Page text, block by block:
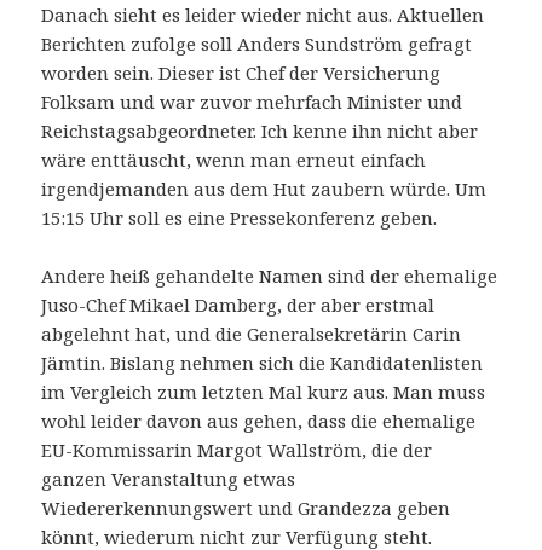
Danach sieht es leider wieder nicht aus. Aktuellen
Berichten zufolge soll Anders Sundström gefragt
worden sein. Dieser ist Chef der Versicherung
Folksam und war zuvor mehrfach Minister und
Reichstagsabgeordneter. Ich kenne ihn nicht aber
wäre enttäuscht, wenn man erneut einfach
irgendjemanden aus dem Hut zaubern würde. Um
15:15 Uhr soll es eine Pressekonferenz geben.
Andere heiß gehandelte Namen sind der ehemalige
Juso-Chef Mikael Damberg, der aber erstmal
abgelehnt hat, und die Generalsekretärin Carin
Jämtin. Bislang nehmen sich die Kandidatenlisten
im Vergleich zum letzten Mal kurz aus. Man muss
wohl leider davon aus gehen, dass die ehemalige
EU-Kommissarin Margot Wallström, die der
ganzen Veranstaltung etwas
Wiedererkennungswert und Grandezza geben
könnt, wiederum nicht zur Verfügung steht.